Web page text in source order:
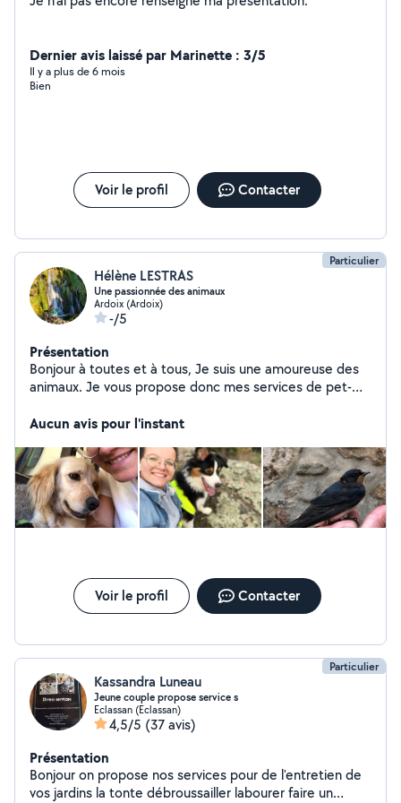
Dernier avis laissé par Marinette : 3/5
Il y a plus de 6 mois
Bien
Voir le profil Contacter
Particulier
Hélène LESTRAS
Une passionnée des animaux
Ardoix (Ardoix)
-/5
Présentation
Bonjour à toutes et à tous, Je suis une amoureuse des
animaux. Je vous propose donc mes services de pet-
ces alentours. - Pour les visites de tous les animaux: de
semaines et même les week-end, je suis disponible
toute la journée. - A votre domicile pour diminuer le
stress de votre animal. Je m'adapte à vos besoins, je
suis véhiculée. Pour plus d'informations, n'hésitez pas à
me contacter.
Aucun avis pour l'instant
Voir le profil Contacter
Particulier
Kassandra Luneau
Jeune couple propose service s
Eclassan (Eclassan)
4,5/5 (37 avis)
Présentation
Bonjour on propose nos services pour de l'entretien de
vos jardins la tonte débroussailler labourer faire un